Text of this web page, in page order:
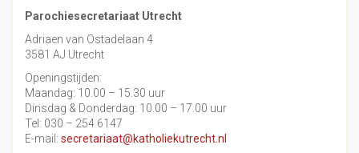
Parochiesecretariaat Utrecht
Adriaen van Ostadelaan 4
3581 AJ Utrecht
Openingstijden:
Maandag: 10.00 – 15.30 uur
Dinsdag & Donderdag: 10.00 – 17.00 uur
Tel: 030 – 254 6147
E-mail: secretariaat@katholiekutrecht.nl